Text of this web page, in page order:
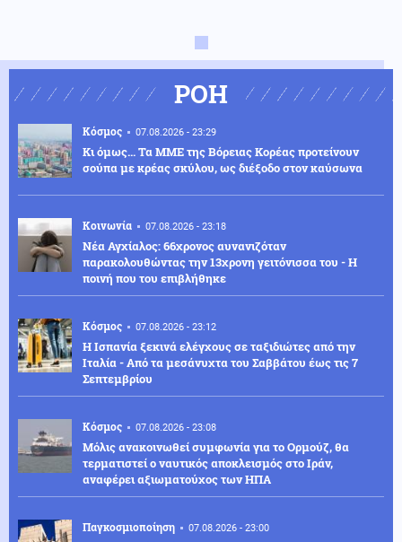
ΡΟΗ
Κόσμος 07.08.2026 - 23:29
Κι όμως... Τα ΜΜΕ της Βόρειας Κορέας προτείνουν
σούπα με κρέας σκύλου, ως διέξοδο στον καύσωνα
Κοινωνία 07.08.2026 - 23:18
Νέα Αγχίαλος: 66χρονος αυνανιζόταν
παρακολουθώντας την 13χρονη γειτόνισσα του - Η
ποινή που του επιβλήθηκε
Κόσμος 07.08.2026 - 23:12
Η Ισπανία ξεκινά ελέγχους σε ταξιδιώτες από την
Ιταλία - Από τα μεσάνυχτα του Σαββάτου έως τις 7
Σεπτεμβρίου
Κόσμος 07.08.2026 - 23:08
Μόλις ανακοινωθεί συμφωνία για το Ορμούζ, θα
τερματιστεί ο ναυτικός αποκλεισμός στο Ιράν,
αναφέρει αξιωματούχος των ΗΠΑ
Παγκοσμιοποίηση 07.08.2026 - 23:00